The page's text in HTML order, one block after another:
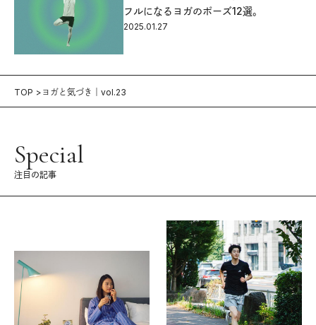
フルになるヨガのポーズ12選。
2025.01.27
TOP ヨガと気づき｜vol.23
Special
注目の記事